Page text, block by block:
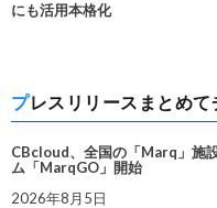
にも活用本格化
プレスリリースまとめ
CBcloud、全国の「Marq」施
ム「MarqGO」開始
2026年8月5日